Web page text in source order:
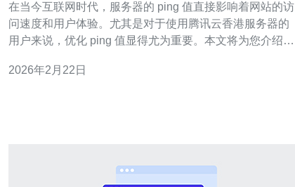
在当今互联网时代，服务器的 ping 值直接影响着网站的访
问速度和用户体验。尤其是对于使用腾讯云香港服务器的
用户来说，优化 ping 值显得尤为重要。本文将为您介绍一
网站的性能。 首先，选择合适的网络环境是至关重要的。
2026年2月22日